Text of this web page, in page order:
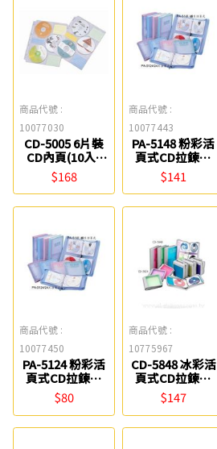
商品代號 :
10077030
CD-5005 6片裝
CD內頁(10入)
Flying
$168
商品代號 :
10077443
PA-5148 粉彩活
頁式CD拉鍊包
(48片) Flying
$141
商品代號 :
10077450
PA-5124 粉彩活
頁式CD拉鍊包
(24片) Flying
$80
商品代號 :
10775967
CD-5848 冰彩活
頁式CD拉鍊包
(48片) Flying
$147